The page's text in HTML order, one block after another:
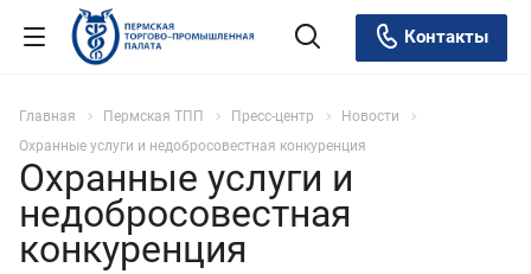
Контакты
Главная Пермская ТПП Пресс-центр
Новости
Охранные услуги и недобросовестная конкуренция
Охранные услуги и
недобросовестная
конкуренция